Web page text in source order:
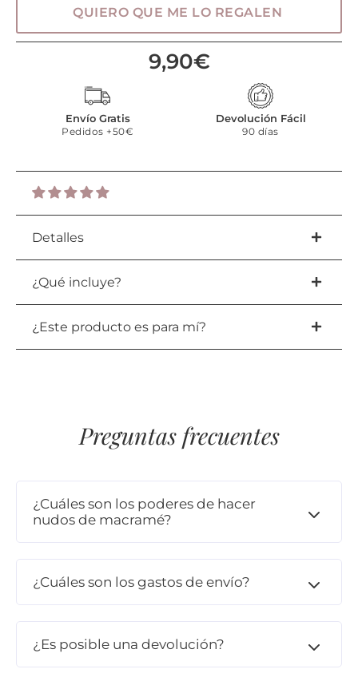
QUIERO QUE ME LO REGALEN
9,90€
Envío Gratis
Pedidos +50€
Devolución Fácil
90 días
Detalles
¿Qué incluye?
¿Este producto es para mí?
Preguntas frecuentes
¿Cuáles son los poderes de hacer
nudos de macramé?
¿Cuáles son los gastos de envío?
¿Es posible una devolución?